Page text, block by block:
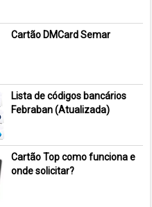
Cartão DMCard Semar
Lista de códigos bancários
Febraban (Atualizada)
Cartão Top como funciona e
onde solicitar?